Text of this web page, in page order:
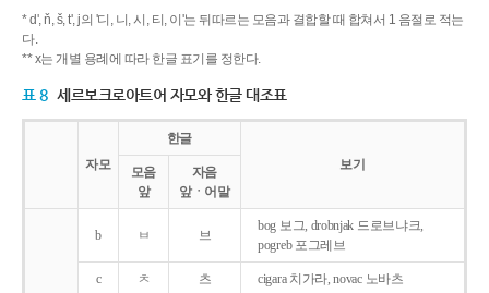
* d', ň, š, t', j의 '디, 니, 시, 티, 이'는 뒤따르는 모음과 결합할 때 합쳐서 1 음절로 적는
다.
** x는 개별 용례에 따라 한글 표기를 정한다.
표 8 세르보크로아트어 자모와 한글 대조표
자모
한글
보기
모음
앞
자음
앞ㆍ어말
b ㅂ 브
bog 보그, drobnjak 드로브냐크,
pogreb 포그레브
c ㅊ 츠 cigara 치가라, novac 노바츠